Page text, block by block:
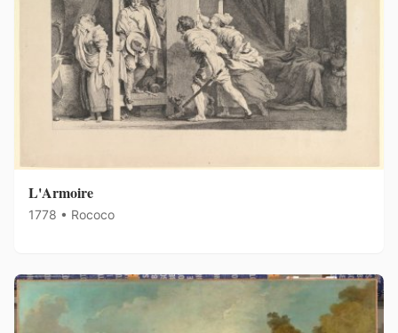
L'Armoire
1778 • Rococo